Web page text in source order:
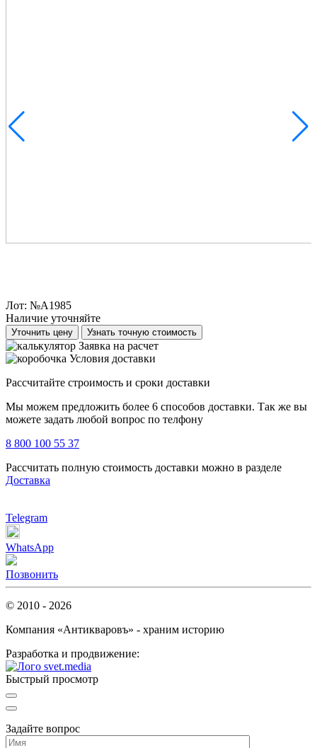
Лот: №А1985
Наличие уточняйте
Уточнить цену Узнать точную стоимость
Заявка на расчет
Условия доставки
Рассчитайте строимость и сроки доставки
Мы можем предложить более 6 способов доставки. Так же вы
можете задать любой вопрос по телфону
8 800 100 55 37
Рассчитать полную стоимость доставки можно в разделе
Доставка
Telegram
WhatsApp
Позвонить
© 2010 - 2026
Компания «Антикваровъ» - храним историю
Разработка и продвижение:
Быстрый просмотр
Задайте вопрос